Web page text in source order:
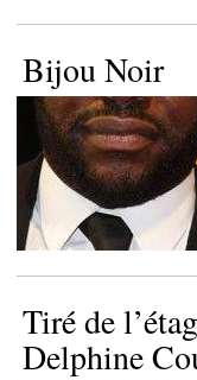
Bijou Noir
Tiré de
Delphine